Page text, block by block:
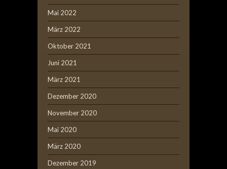
Mai 2022
März 2022
Oktober 2021
Juni 2021
März 2021
Dezember 2020
November 2020
Mai 2020
März 2020
Dezember 2019